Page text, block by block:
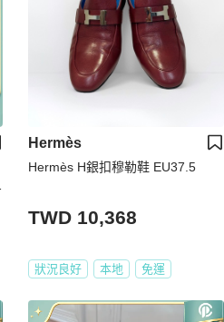
Hermès
Hermès H銀扣穆勒鞋 EU37.5
TWD 10,368
狀況良好 本地 免運